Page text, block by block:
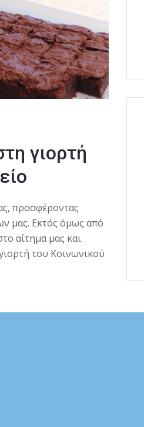
γιορτή
προσφέροντας
μας. Εκτός όμως από
αίτημα μας και
του Κοινωνικού